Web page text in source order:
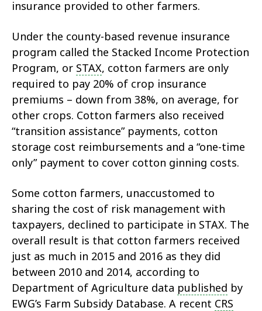
insurance provided to other farmers.
Under the county-based revenue insurance
program called the Stacked Income Protection
Program, or STAX, cotton farmers are only
required to pay 20% of crop insurance
premiums – down from 38%, on average, for
other crops. Cotton farmers also received
“transition assistance” payments, cotton
storage cost reimbursements and a “one-time
only” payment to cover cotton ginning costs.
Some cotton farmers, unaccustomed to
sharing the cost of risk management with
taxpayers, declined to participate in STAX. The
overall result is that cotton farmers received
just as much in 2015 and 2016 as they did
between 2010 and 2014, according to
Department of Agriculture data published by
EWG’s Farm Subsidy Database. A recent CRS